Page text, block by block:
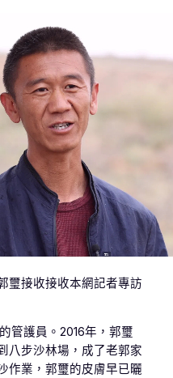
璽接收接收本網記者專訪
管護員。2016年，郭璽
八步沙林場，成了老郭家
作業，郭璽的皮膚早已曬